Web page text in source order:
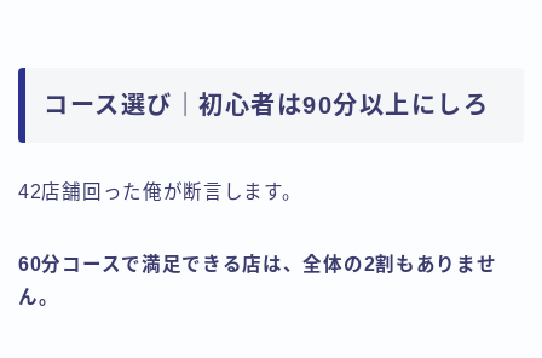
コース選び｜初心者は90分以上にしろ
42店舗回った俺が断言します。
60分コースで満足できる店は、全体の2割もありませ
ん。